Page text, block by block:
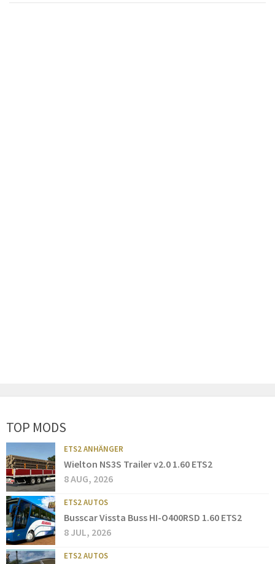
TOP MODS
ETS2 ANHÄNGER
Wielton NS3S Trailer v2.0 1.60 ETS2
8 AUG, 2026
ETS2 AUTOS
Busscar Vissta Buss HI-O400RSD 1.60 ETS2
8 JUL, 2026
ETS2 AUTOS